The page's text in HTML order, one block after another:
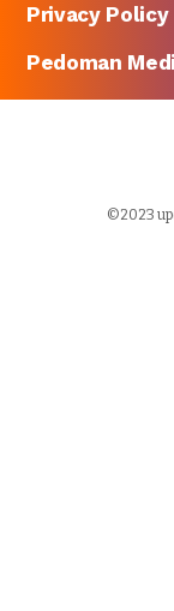
Privacy Policy
Pedoman
©2023